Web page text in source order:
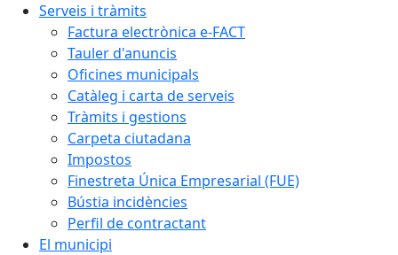
Serveis i tràmits
Factura electrònica e-FACT
Tauler d'anuncis
Oficines municipals
Catàleg i carta de serveis
Tràmits i gestions
Carpeta ciutadana
Impostos
Finestreta Única Empresarial (FUE)
Bústia incidències
Perfil de contractant
El municipi